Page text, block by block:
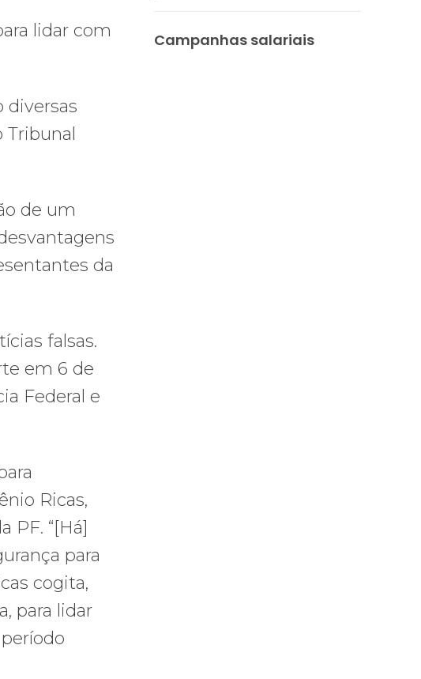
lidar com
diversas
Tribunal
de um
da
falsas.
em 6 de
Federal e
Ricas,
PF. “[Há]
para
cogita,
para lidar
Campanhas salariais